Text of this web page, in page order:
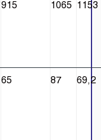
915 1065 1153
65 87 69,2